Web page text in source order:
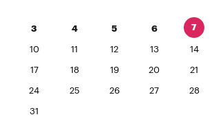
3 4 5 6 7
10 11 12 13 14
17 18 19 20 21
24 25 26 27 28
31